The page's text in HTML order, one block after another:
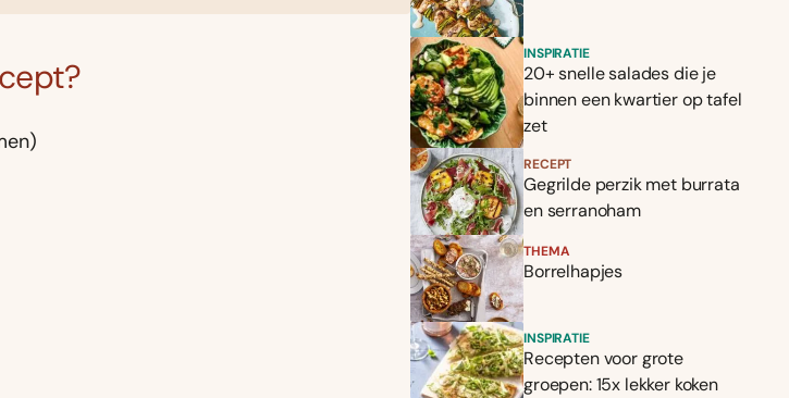
INSPIRATIE
20+ snelle salades die je
binnen een kwartier op tafel
zet
RECEPT
Gegrilde perzik met burrata
en serranoham
THEMA
Borrelhapjes
INSPIRATIE
Recepten voor grote
groepen: 15x lekker koken